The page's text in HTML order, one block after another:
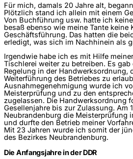
Für mich, damals 20 Jahre alt,
Plötzlich stand ich allein mit einem
Von Buchführung usw. hatte ich
besaß ebenso wie meine Tante keine
Geschäftsführung. Das hatten die
erledigt, was sich im Nachhinein als
Irgendwie habe ich es mit Hilfe
Tischlerei weiter zu betreiben. Es
Regelung in der Handwerksordnung,
Weiterführung des Betriebes zu
Ausnahmegenehmigung wurde ich
Meisterprüfung und zu den
zugelassen. Die Handwerksordnung
Gesellenjahre bis zur Zulassung. Am
Neubrandenburg die Meisterprüfung
und durfte den Betrieb meiner
Mit 23 Jahren wurde ich somit der
des Bezirkes Neubrandenburg.
Die Anfangsjahre in der DDR